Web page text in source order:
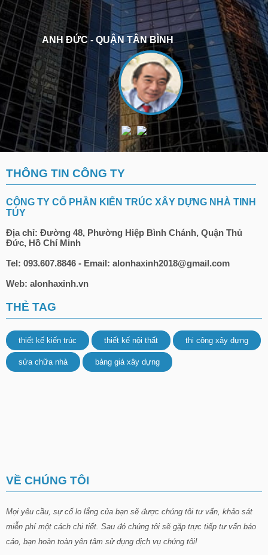
ANH ĐỨC - QUẬN TÂN BÌNH
THÔNG TIN CÔNG TY
CÔNG TY CỔ PHẦN KIẾN TRÚC XÂY DỰNG NHÀ TINH
TÚY
Địa chỉ: Đường 48, Phường Hiệp Bình Chánh, Quận Thủ
Đức, Hồ Chí Minh
Tel: 093.607.8846 - Email: alonhaxinh2018@gmail.com
Web: alonhaxinh.vn
THẺ TAG
thiết kế kiến trúc thiết kế nội thất thi công xây dựng
sửa chữa nhà bảng giá xây dựng
VỀ CHÚNG TÔI
Mọi yêu cầu, sự cố lo lắng của bạn sẽ được chúng tôi tư vấn, khảo sát
miễn phí một cách chi tiết. Sau đó chúng tôi sẽ gặp trực tiếp tư vấn báo
cáo, bạn hoàn toàn yên tâm sử dụng dịch vụ chúng tôi!